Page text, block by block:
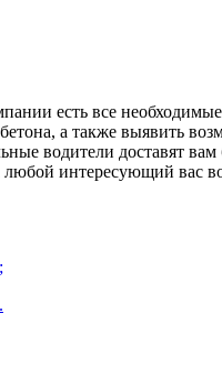
есть все
а также выявить
водители доставят
интересующий вас